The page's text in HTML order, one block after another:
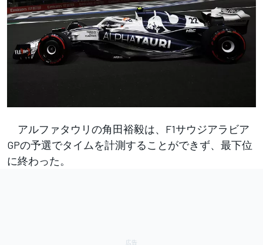
アルファタウリの角田裕毅は、F1サウジアラビア
GPの予選でタイムを計測することができず、最下位
に終わった。